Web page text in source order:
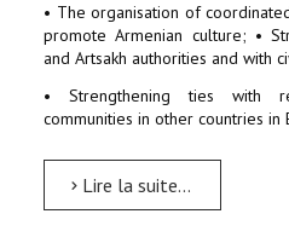
• The organisation of
promote Armenian culture; •
and Artsakh authorities and with
• Strengthening ties with
communities in other countries in
Lire la suite...